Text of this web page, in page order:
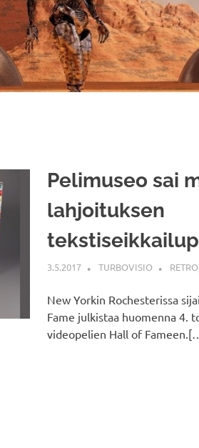
Pelimuseo sai
lahjoituksen
3.5.2017 TURBOVISIO RETRO
New Yorkin Rochesterissa
Fame julkistaa huomenna 4.
videopelien Hall of